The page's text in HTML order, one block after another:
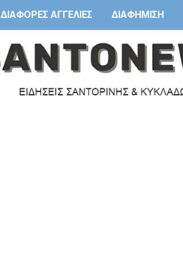
ΔΙΑΦΟΡΕΣ ΑΓΓΕΛΙΕΣ ΔΙΑΦΗΜΙΣΗ